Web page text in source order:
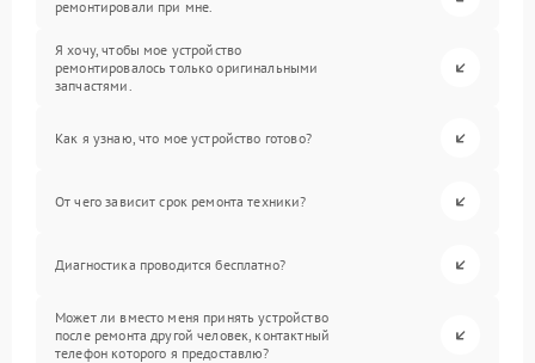
ремонтировали при мне.
Я хочу, чтобы мое устройство
ремонтировалось только оригинальными
запчастями.
Как я узнаю, что мое устройство готово?
От чего зависит срок ремонта техники?
Диагностика проводится бесплатно?
Может ли вместо меня принять устройство
после ремонта другой человек, контактный
телефон которого я предоставлю?